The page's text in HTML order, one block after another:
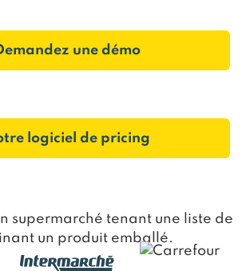
une démo
logiciel de pricing